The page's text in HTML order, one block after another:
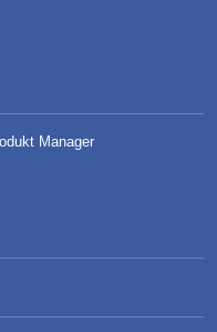
Manager